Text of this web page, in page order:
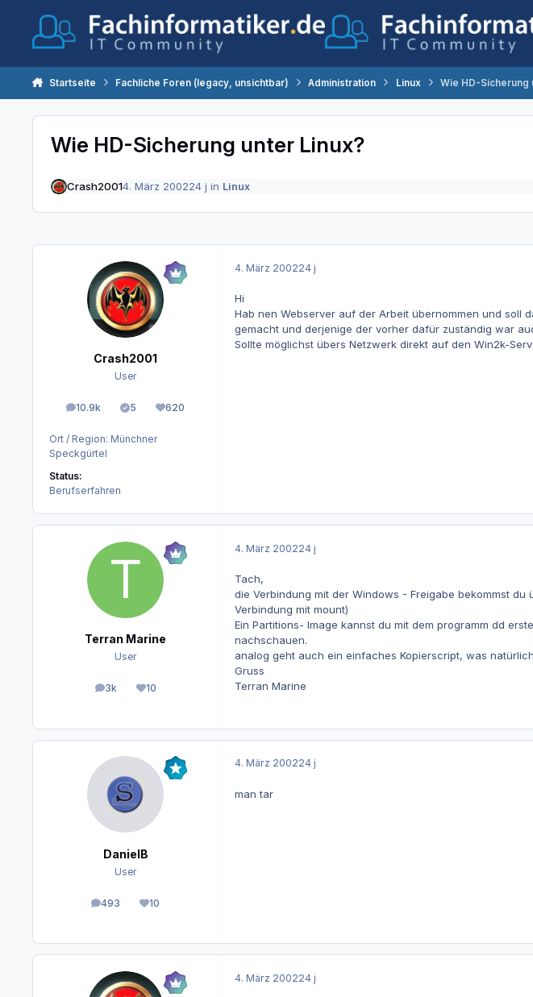
Startseite Fachliche Foren (legacy, unsichtbar) Administration Linux Wie HD-Sicherung
Wie HD-Sicherung unter Linux?
Crash20014. März 200224 j in Linux
Crash2001
User
10.9k
Beiträge 5
Lösungen620
Reputation
Ort / Region: Münchner
Speckgürtel
Status:
Berufserfahren
4. März 200224 j
Hi
Hab nen Webserver auf der Arbeit übernommen und soll
gemacht und derjenige der vorher dafür zuständig war
Sollte möglichst übers Netzwerk direkt auf den Win2k-
Terran Marine
User
3k
Beiträge10
Reputation
4. März 200224 j
Tach,
die Verbindung mit der Windows - Freigabe bekommst
Verbindung mit mount)
Ein Partitions- Image kannst du mit dem programm dd
nachschauen.
analog geht auch ein einfaches Kopierscript, was
Gruss
Terran Marine
DanielB
User
493
Beiträge 10
Reputation
4. März 200224 j
man tar
4. März 200224 j